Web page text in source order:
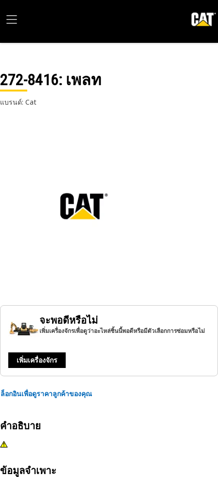
272-8416: เพลท
แบรนด์: Cat
จะพอดีหรือไม่
เพิ่มเครื่องจักรเพื่อดูว่าอะไหล่ชิ้นนี้พอดีหรือมีตัวเลือกการซ่อมหรือไม่
เพิ่มเครื่องจักร
ล็อกอินเพื่อดูราคาลูกค้าของคุณ
คำอธิบาย
ข้อมูลจำเพาะ